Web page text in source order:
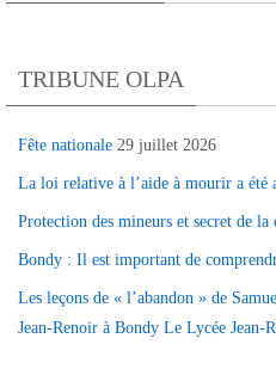
TRIBUNE OLPA
Fête nationale 29 juillet 2026
La loi relative à l’aide à mourir a été
Protection des mineurs et secret de la
Bondy : Il est important de
Les leçons de « l’abandon » de
Jean-Renoir à Bondy Le Lycée Jean-